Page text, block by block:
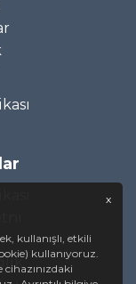
x
kullanışlı, etkili
kullanıyoruz.